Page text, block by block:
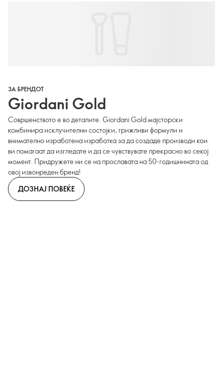
ЗА БРЕНДОТ
Giordani Gold
Совршенството е во деталите. Giordani Gold мајсторски
комбинира исклучителни состојки, грижливи формули и
внимателно изработена изработка за да создаде производи кои
ви помагаат да изгледате и да се чувствувате прекрасно во секој
момент. Придружете ни се на прославата на 50-годишнината од
овој извонреден бренд!
ДОЗНАЈ ПОВЕЌЕ